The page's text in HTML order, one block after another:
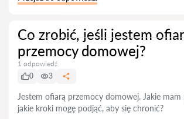
Co zrobić, jeśli jestem
przemocy domowej?
1 odpowiedź
0
3
Jestem ofiarą przemocy domowej. Jakie
jakie kroki mogę podjąć, aby się chronić?